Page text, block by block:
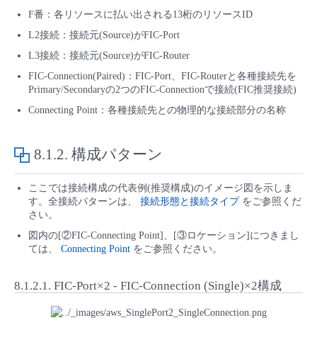
- Flexible Remote Access
F番：各リソースに払い出される13桁のリソースID
L2接続：接続元(Source)がFIC-Port
L3接続：接続元(Source)がFIC-Router
FIC-Connection(Paired)：FIC-Port、FIC-Routerと各種接続先を
Primary/Secondaryの2つのFIC-Connectionで接続(FIC推奨接続)
Connecting Point：各種接続先との物理的な接続部分の名称
8.1.2. 構成パターン
ここでは接続構成の代表例(推奨構成)のイメージ図を示しま
す。全接続パターンは、 接続形態と接続タイプをご参照くだ
さい。
図内の[②FIC-Connecting Point]、[③ロケーション]につきまし
ては、 Connecting Point をご参照ください。
8.1.2.1. FIC-Port×2 - FIC-Connection (Single)×2構成